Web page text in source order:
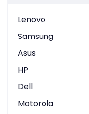
Lenovo
Samsung
Asus
HP
Dell
Motorola